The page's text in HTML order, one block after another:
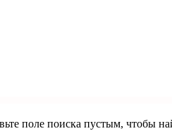
поле поиска пустым, чтобы